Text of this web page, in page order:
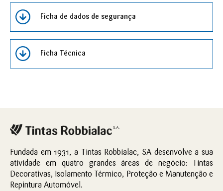
Ficha de dados de segurança
Ficha Técnica
Fundada em 1931, a Tintas Robbialac, SA desenvolve a sua
atividade em quatro grandes áreas de negócio: Tintas
Decorativas, Isolamento Térmico, Proteção e Manutenção e
Repintura Automóvel.